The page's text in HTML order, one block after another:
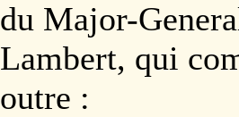
du Major-
Lambert, qui
outre :